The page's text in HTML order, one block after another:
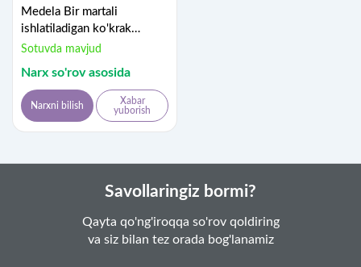
Medela Bir martali
ishlatiladigan ko'krak
yostiqchalari № 60
Sotuvda mavjud
Narx so'rov asosida
Narxni bilish
Xabar
yuborish
Savollaringiz bormi?
Qayta qo'ng'iroqqa so'rov qoldiring
va siz bilan tez orada bog'lanamiz